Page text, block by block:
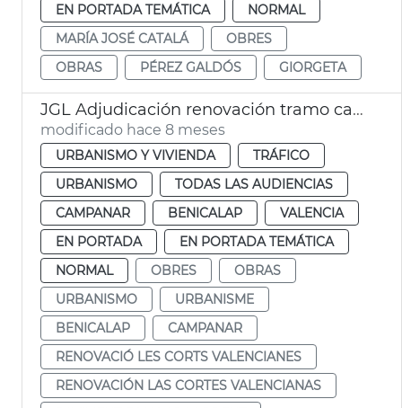
EN PORTADA TEMÁTICA
NORMAL
MARÍA JOSÉ CATALÁ
OBRES
OBRAS
PÉREZ GALDÓS GIORGETA
JGL Adjudicación renovación tramo calzada las Cortes Valencianas
modificado hace 8 meses
URBANISMO Y VIVIENDA
TRÁFICO
URBANISMO
TODAS LAS AUDIENCIAS
CAMPANAR
BENICALAP
VALENCIA
EN PORTADA
EN PORTADA TEMÁTICA
NORMAL
OBRES
OBRAS
URBANISMO
URBANISME
BENICALAP
CAMPANAR
RENOVACIÓ LES CORTS VALENCIANES
RENOVACIÓN LAS CORTES VALENCIANAS